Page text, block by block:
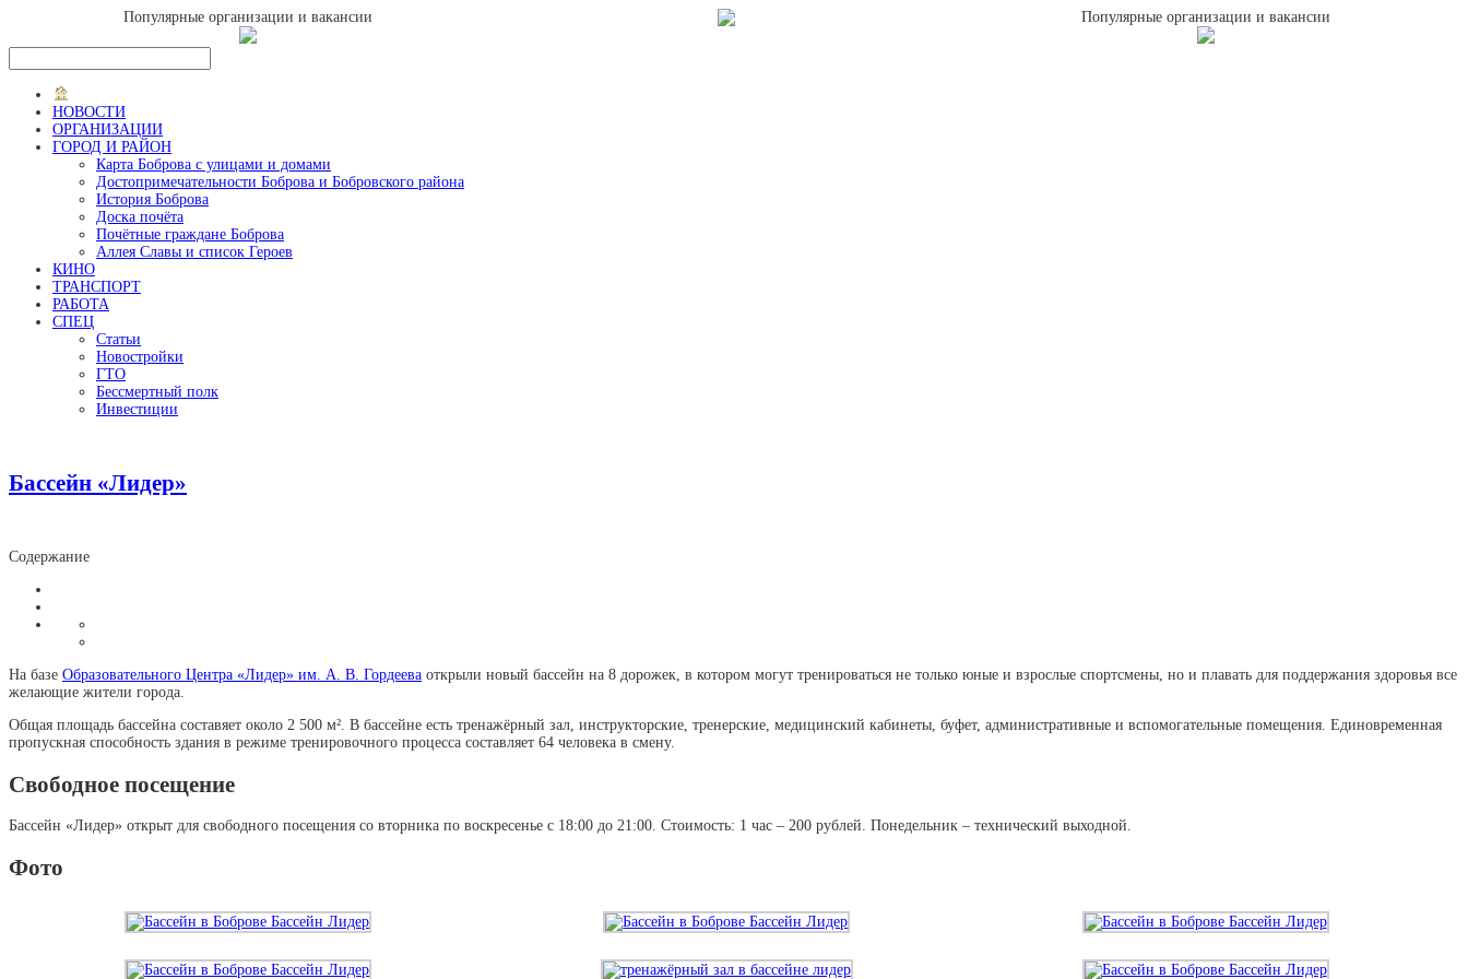
Популярные организации и вакансии Популярные организации и вакансии
НОВОСТИ
ОРГАНИЗАЦИИ
ГОРОД И РАЙОН
Карта Боброва с улицами и домами
Достопримечательности Боброва и Бобровского района
История Боброва
Доска почёта
Почётные граждане Боброва
Аллея Славы и список Героев
КИНО
ТРАНСПОРТ
РАБОТА
СПЕЦ
Статьи
Новостройки
ГТО
Бессмертный полк
Инвестиции
Бассейн «Лидер»
Содержание
На базе Образовательного Центра «Лидер» им. А. В. Гордеева открыли новый бассейн на 8 дорожек, в котором могут тренироваться не только юные и взрослые спортсмены, но и плавать для поддержания здоровья все
желающие жители города.
Общая площадь бассейна составяет около 2 500 м². В бассейне есть тренажёрный зал, инструкторские, тренерские, медицинский кабинеты, буфет, административные и вспомогательные помещения. Единовременная
пропускная способность здания в режиме тренировочного процесса составляет 64 человека в смену.
Свободное посещение
Бассейн «Лидер» открыт для свободного посещения со вторника по воскресенье с 18:00 до 21:00. Стоимость: 1 час – 200 рублей. Понедельник – технический выходной.
Фото